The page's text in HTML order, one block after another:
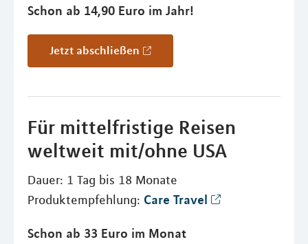
Schon ab 14,90 Euro im Jahr!
Jetzt abschließen
Für mittelfristige Reisen
weltweit mit/ohne USA
Dauer: 1 Tag bis 18 Monate
Produktempfehlung: Care Travel
Schon ab 33 Euro im Monat